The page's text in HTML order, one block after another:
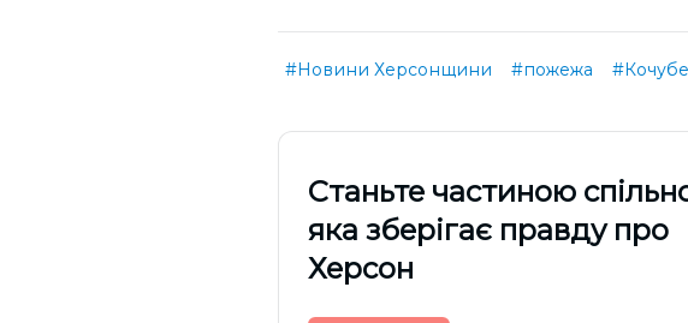
#Новини Херсонщини #пожежа
Cтаньте частиною
яка зберігає правду про
Херсон